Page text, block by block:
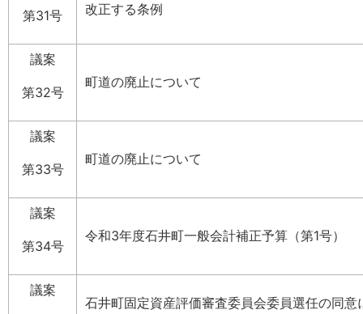
第31号
改正する条例
議案
第32号
町道の廃止について
議案
第33号
町道の廃止について
議案
第34号
令和3年度石井町一般会計補正予算（第1号）
議案
石井町固定資産評価審査委員会委員選任の同意